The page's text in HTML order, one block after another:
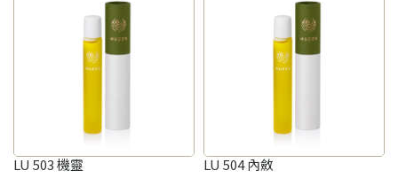
LU 503 機靈
LU 504 內斂